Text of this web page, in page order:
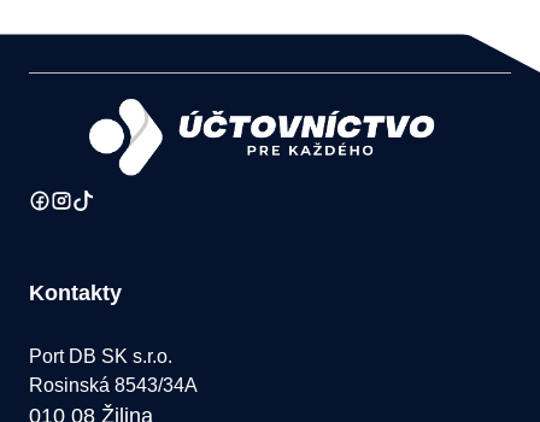
Kontakty
Port DB SK s.r.o.
Rosinská 8543/34A
010 08 Žilina